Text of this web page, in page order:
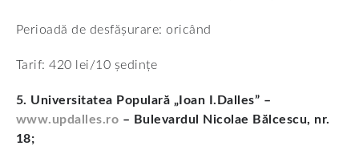
Perioadă de desfășurare: oricând
Tarif: 420 lei/10 ședințe
5. Universitatea Populară „Ioan I.Dalles” –
www.updalles.ro – Bulevardul Nicolae Bălcescu, nr.
18;